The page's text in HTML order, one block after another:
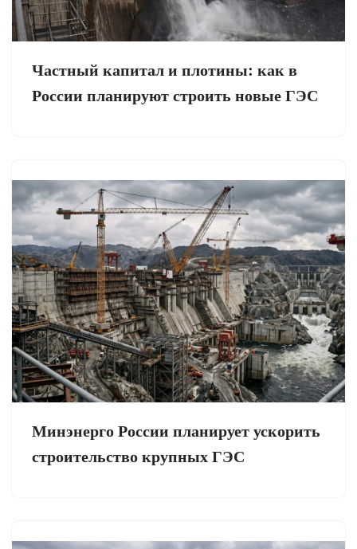
Частный капитал и плотины: как в
России планируют строить новые ГЭС
Минэнерго России планирует ускорить
строительство крупных ГЭС